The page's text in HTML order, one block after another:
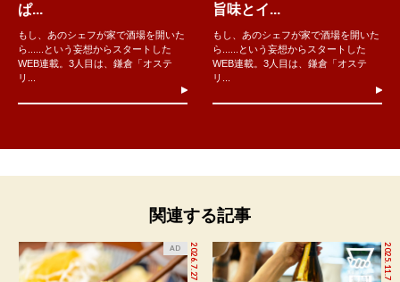
ぱ...
もし、あのシェフが家で酒場を開いた
ら......という妄想からスタートした
WEB連載。3人目は、鎌倉「オステ
リ...
旨味とイ...
もし、あのシェフが家で酒場を開いた
ら......という妄想からスタートした
WEB連載。3人目は、鎌倉「オステ
リ...
関連する記事
2026.7.27
AD 2025.11.7